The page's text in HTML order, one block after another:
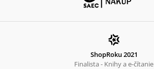
ShopRoku 2021
Finalista - Knihy a e-čítanie